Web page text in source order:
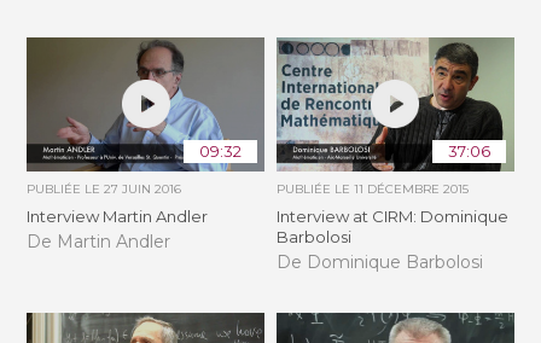
09:32
PUBLIÉE LE27 JUIN 2016
Interview Martin Andler
De Martin Andler
37:06
PUBLIÉE LE 11 DÉCEMBRE 2015
Interview at CIRM: Dominique
Barbolosi
De Dominique Barbolosi